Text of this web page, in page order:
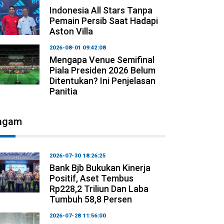
Indonesia All Stars Tanpa
Pemain Persib Saat Hadapi
Aston Villa
2026-08-01 09:42:08
Mengapa Venue Semifinal
Piala Presiden 2026 Belum
Ditentukan? Ini Penjelasan
Panitia
2026-07-30 18:26:25
Bank Bjb Bukukan Kinerja
Positif, Aset Tembus
Rp228,2 Triliun Dan Laba
Tumbuh 58,8 Persen
2026-07-28 11:56:00